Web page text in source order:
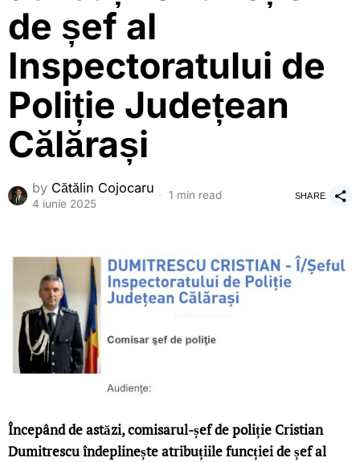
de șef al
Inspectoratului de
Poliție Județean
Călărași
by Cătălin Cojocaru
4 iunie 2025
1 min read SHARE
Începând de astăzi, comisarul-șef de poliție Cristian
Dumitrescu îndeplinește atribuțiile funcției de șef al